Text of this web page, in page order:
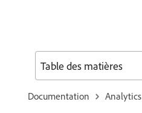
Documentation Analytics
Table des matières